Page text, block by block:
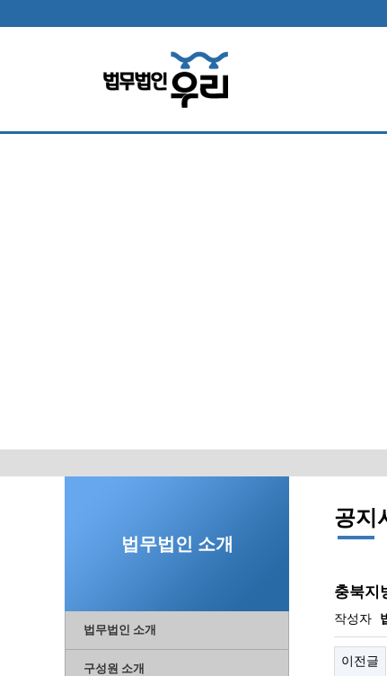
법무법인 소개
법무법인 소개
구성원 소개
법무법인
공지
충북지
작성자
이전글